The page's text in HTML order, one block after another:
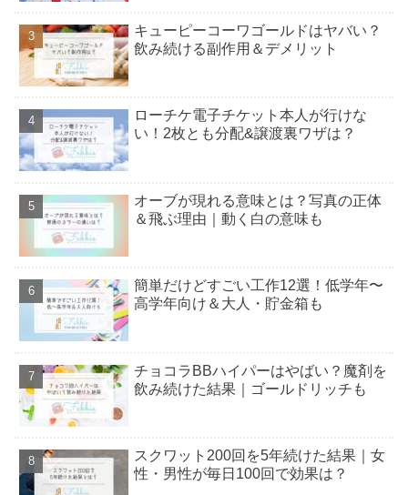
キューピーコーワゴールドはヤバい？
飲み続ける副作用＆デメリット
ローチケ電子チケット本人が行けな
い！2枚とも分配&譲渡裏ワザは？
オーブが現れる意味とは？写真の正体
＆飛ぶ理由｜動く白の意味も
簡単だけどすごい工作12選！低学年〜
高学年向け＆大人・貯金箱も
チョコラBBハイパーはやばい？魔剤を
飲み続けた結果｜ゴールドリッチも
スクワット200回を5年続けた結果｜女
性・男性が毎日100回で効果は？